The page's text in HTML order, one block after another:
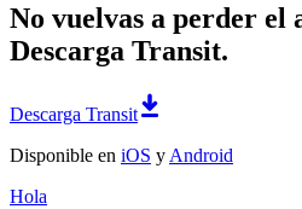
No vuelvas a perder el
Descarga Transit.
Descarga Transit
Disponible en iOS y Android
Hola